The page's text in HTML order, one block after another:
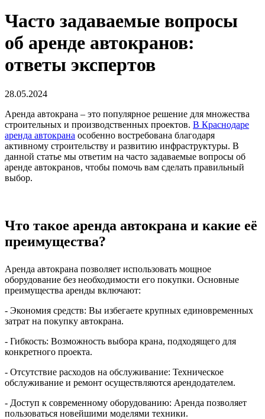
Часто задаваемые вопросы
об аренде автокранов:
ответы экспертов
28.05.2024
Аренда автокрана – это популярное решение для множества
строительных и производственных проектов. В Краснодаре
аренда автокрана особенно востребована благодаря
активному строительству и развитию инфраструктуры. В
данной статье мы ответим на часто задаваемые вопросы об
аренде автокранов, чтобы помочь вам сделать правильный
выбор.
Что такое аренда автокрана и какие её
преимущества?
Аренда автокрана позволяет использовать мощное
оборудование без необходимости его покупки. Основные
преимущества аренды включают:
- Экономия средств: Вы избегаете крупных единовременных
затрат на покупку автокрана.
- Гибкость: Возможность выбора крана, подходящего для
конкретного проекта.
- Отсутствие расходов на обслуживание: Техническое
обслуживание и ремонт осуществляются арендодателем.
- Доступ к современному оборудованию: Аренда позволяет
пользоваться новейшими моделями техники.